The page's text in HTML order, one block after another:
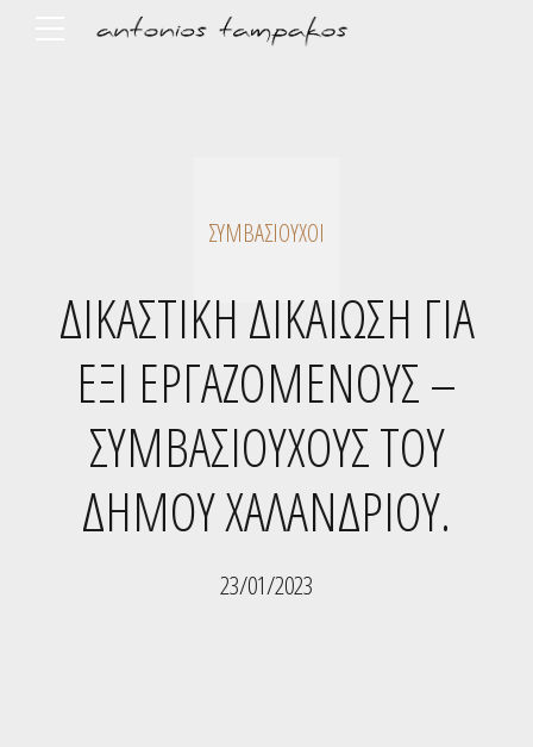
ΣΥΜΒΑΣΙΟΎΧΟΙ
ΔΙΚΑΣΤΙΚΗ ΔΙΚΑΙΩΣΗ ΓΙΑ
ΕΞΙ ΕΡΓΑΖΟΜΕΝΟΥΣ –
ΣΥΜΒΑΣΙΟΥΧΟΥΣ ΤΟΥ
ΔΗΜΟΥ ΧΑΛΑΝΔΡΙΟΥ.
23/01/2023